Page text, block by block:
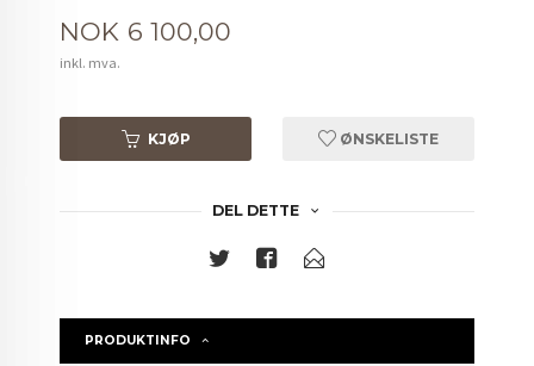
Pris
NOK 6 100,00
inkl. mva.
KJØP ØNSKELISTE
DEL DETTE
PRODUKTINFO